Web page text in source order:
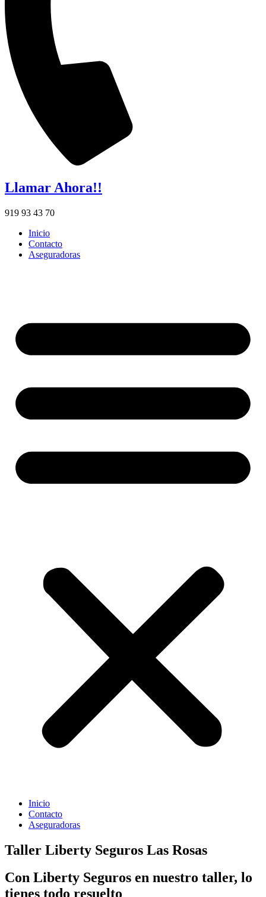
Llamar Ahora!!
919 93 43 70
Inicio
Contacto
Aseguradoras
Inicio
Contacto
Aseguradoras
Taller Liberty Seguros Las Rosas
Con Liberty Seguros en nuestro taller, lo
tienes todo resuelto